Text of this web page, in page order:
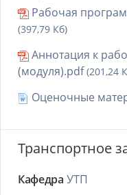
Рабочая
(397,79 Кб)
Аннотация к
(модуля).pdf(201,24
Оценочные
Транспортное
Кафедра УТП